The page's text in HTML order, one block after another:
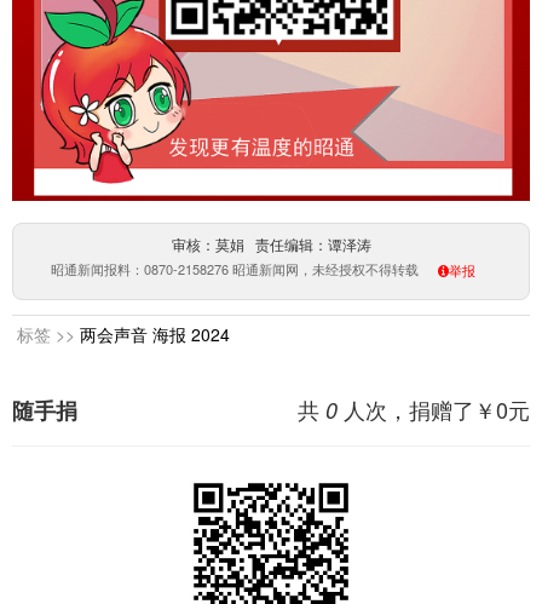
审核：莫娟 责任编辑：谭泽涛
昭通新闻报料：0870-2158276 昭通新闻网，未经授权不得转载 举报
标签 >> 两会声音 海报 2024
共 0 人次，捐赠了￥0元
随手捐